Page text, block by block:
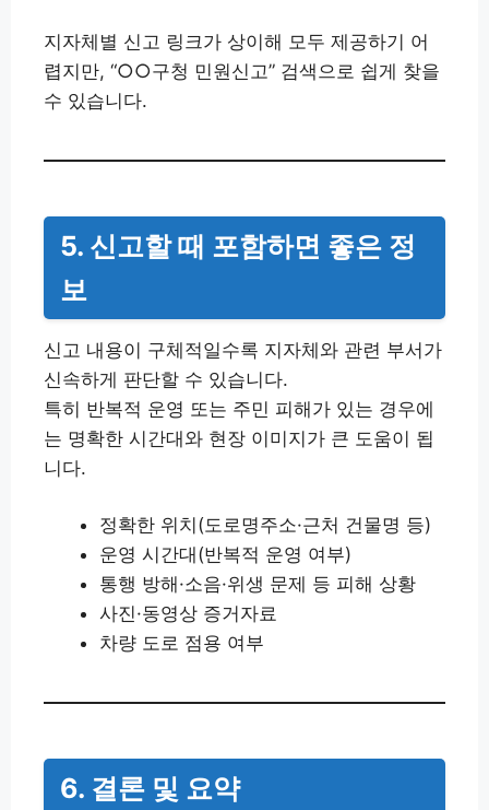
지자체별 신고 링크가 상이해 모두 제공하기 어
렵지만, “○○구청 민원신고” 검색으로 쉽게 찾을
수 있습니다.
5. 신고할 때 포함하면 좋은 정
보
신고 내용이 구체적일수록 지자체와 관련 부서가
신속하게 판단할 수 있습니다.
특히 반복적 운영 또는 주민 피해가 있는 경우에
는 명확한 시간대와 현장 이미지가 큰 도움이 됩
니다.
정확한 위치(도로명주소·근처 건물명 등)
운영 시간대(반복적 운영 여부)
통행 방해·소음·위생 문제 등 피해 상황
사진·동영상 증거자료
차량 도로 점용 여부
6. 결론 및 요약